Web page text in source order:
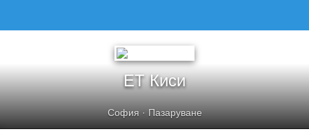
ЕТ Киси
София· Пазаруване